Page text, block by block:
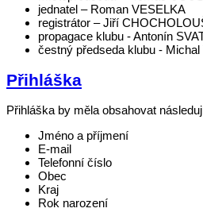
jednatel – Roman VESELKA
registrátor – Jiří
propagace klubu - Antonín
čestný předseda klubu - Michal
Přihláška
Přihláška by měla obsahovat
Jméno a příjmení
E-mail
Telefonní číslo
Obec
Kraj
Rok narození